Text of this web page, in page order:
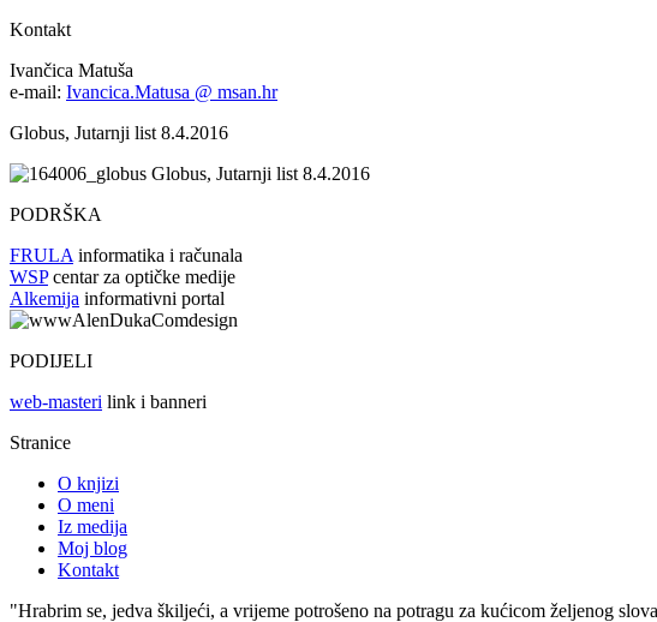
Kontakt
Ivančica Matuša
e-mail: Ivancica.Matusa @ msan.hr
Globus, Jutarnji list 8.4.2016
Globus, Jutarnji list 8.4.2016
PODRŠKA
FRULA informatika i računala
WSPcentar za optičke medije
Alkemija informativni portal
PODIJELI
web-masteri link i banneri
Stranice
O knjizi
O meni
Iz medija
Moj blog
Kontakt
"Hrabrim se, jedva škiljeći, a vrijeme potrošeno na potragu za kućicom željenog